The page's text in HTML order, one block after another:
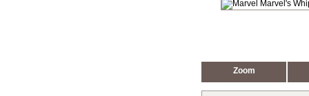
Zoom